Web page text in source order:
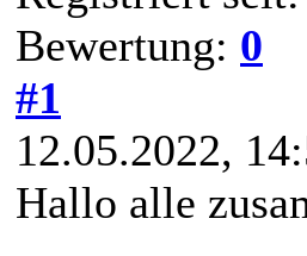
Bewertung: 0
#1
12.05.2022,
Hallo alle